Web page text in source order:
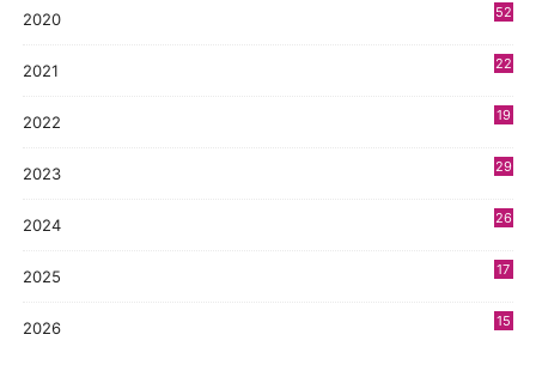
2020
52
2021
22
2022
19
2023
29
2024
26
2025
17
2026
15